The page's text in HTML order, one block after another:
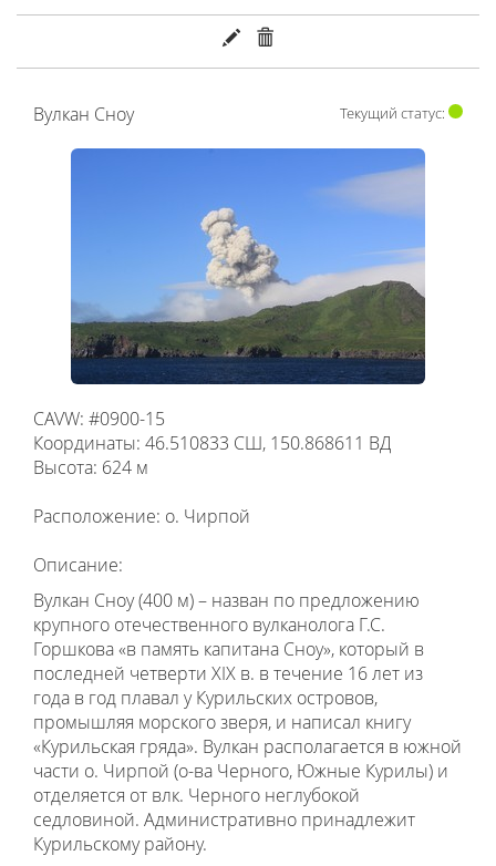
Вулкан Сноу Текущий статус:
CAVW: #0900-15
Координаты: 46.510833 СШ, 150.868611 ВД
Высота: 624 м
Расположение: о. Чирпой
Описание:
Вулкан Сноу (400 м) – назван по предложению
крупного отечественного вулканолога Г.С.
Горшкова «в память капитана Сноу», который в
последней четверти XIX в. в течение 16 лет из
года в год плавал у Курильских островов,
промышляя морского зверя, и написал книгу
«Курильская гряда». Вулкан располагается в южной
части о. Чирпой (о-ва Черного, Южные Курилы) и
отделяется от влк. Черного неглубокой
седловиной. Административно принадлежит
Курильскому району.